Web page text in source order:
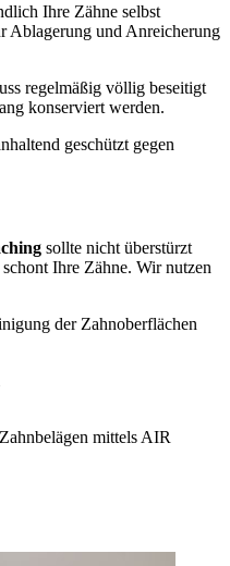
Ihre Zähne selbst
Ablagerung und Anreicherung
regelmäßig völlig beseitigt
konserviert werden.
geschützt gegen
sollte nicht überstürzt
Ihre Zähne. Wir nutzen
der Zahnoberflächen
mittels AIR